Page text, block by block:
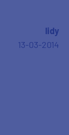
lidy
13-03-2014